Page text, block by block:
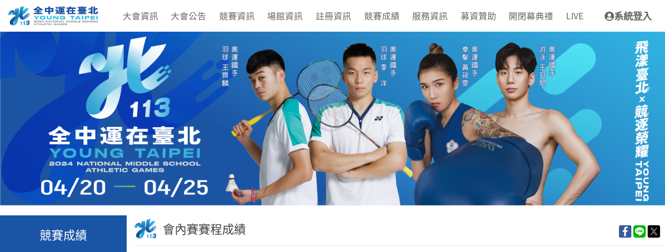
大會資訊 大會公告 競賽資訊 場館資訊 註冊資訊 競賽成績 服務資訊 募資贊助 開閉幕典禮 LIVE 系統登入
競賽成績 會內賽賽程成績